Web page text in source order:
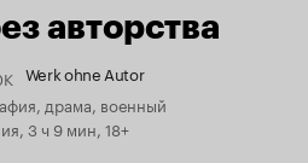
авторства
Werk ohne Autor
драма, военный
3 ч 9 мин, 18+